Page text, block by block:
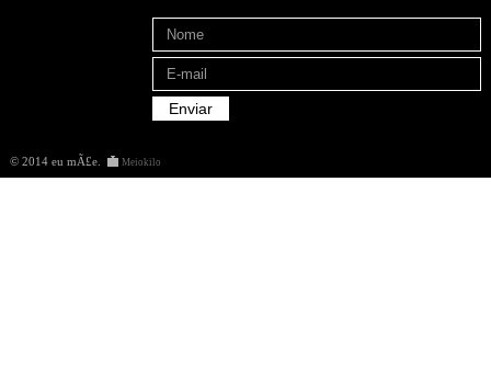
© 2014 eu mÃ£e. Meiokilo